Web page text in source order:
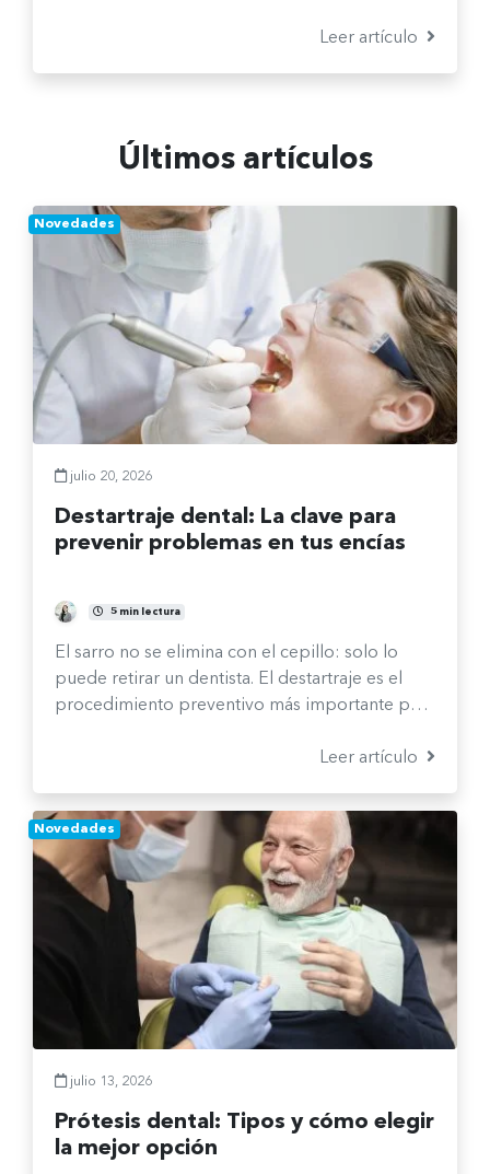
Leer artículo
Últimos artículos
Novedades
julio 20, 2026
Destartraje dental: La clave para
prevenir problemas en tus encías
Fernanda Burgos Sepúlveda
5 min lectura
El sarro no se elimina con el cepillo: solo lo
puede retirar un dentista. El destartraje es el
procedimiento preventivo más importante para
Leer artículo
Novedades
julio 13, 2026
Prótesis dental: Tipos y cómo elegir
la mejor opción